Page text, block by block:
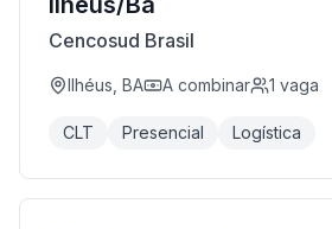
Cencosud Brasil
Ilhéus, BA A combinar 1 vaga
CLT Presencial Logística